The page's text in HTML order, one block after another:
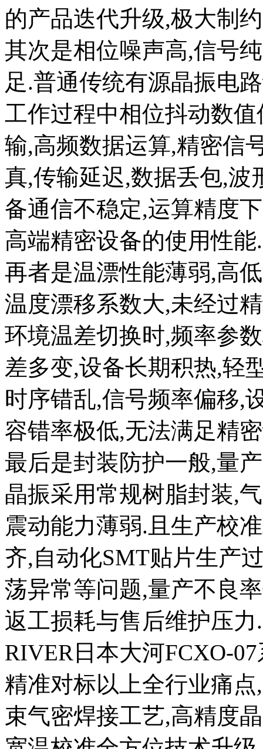
的产品迭代升级,极大制
其次是相位噪声高,信号
足.普通传统有源晶振电
工作过程中相位抖动数
输,高频数据运算,精密信
真,传输延迟,数据丢包,波
备通信不稳定,运算精度
高端精密设备的使用性能.
再者是温漂性能薄弱,高
温度漂移系数大,未经过
环境温差切换时,频率参
差多变,设备长期积热,轻
时序错乱,信号频率偏移,
容错率极低,无法满足精
最后是封装防护一般,量
晶振采用常规树脂封装,
震动能力薄弱.且生产校
齐,自动化SMT贴片生产
荡异常等问题,量产不良
返工损耗与售后维护压力.
RIVER日本大河FCXO-
精准对标以上全行业痛
束气密焊接工艺,高精度